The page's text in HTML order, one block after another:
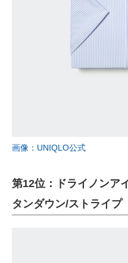
画像：UNIQLO公式
第12位：ドライノンア
タンダウン/ストライプ